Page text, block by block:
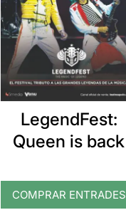
LegendFest:
Queen is back
COMPRAR ENTRADES